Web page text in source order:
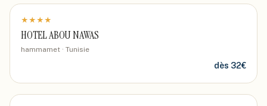
★ ★ ★ ★
HOTEL ABOU NAWAS
hammamet · Tunisie
dès 32€